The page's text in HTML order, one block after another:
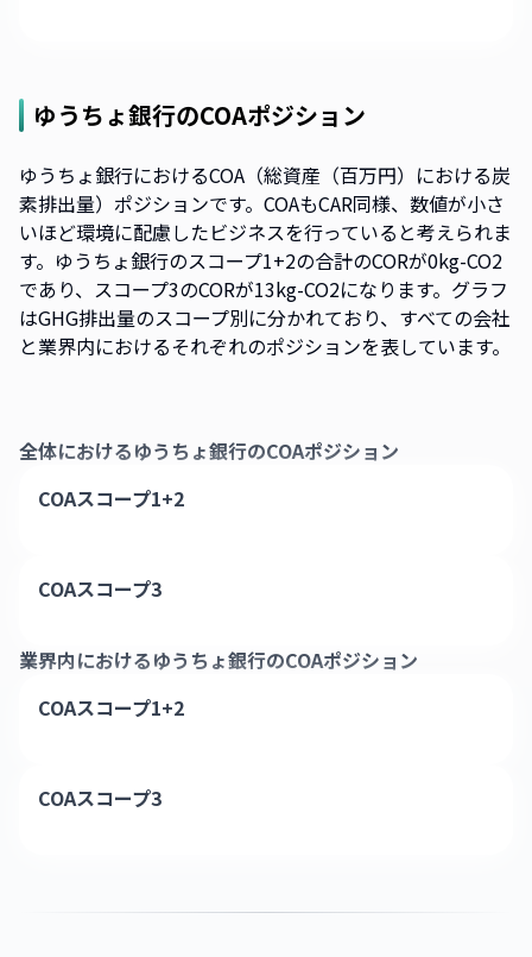
ゆうちょ銀行のCOAポジション
ゆうちょ銀行におけるCOA（総資産（百万円）における炭
素排出量）ポジションです。COAもCAR同様、数値が小さ
いほど環境に配慮したビジネスを行っていると考えられま
す。ゆうちょ銀行のスコープ1+2の合計のCORが0kg-CO2
であり、スコープ3のCORが13kg-CO2になります。グラフ
はGHG排出量のスコープ別に分かれており、すべての会社
と業界内におけるそれぞれのポジションを表しています。
全体におけるゆうちょ銀行のCOAポジション
COAスコープ1+2
COAスコープ3
業界内におけるゆうちょ銀行のCOAポジション
COAスコープ1+2
COAスコープ3